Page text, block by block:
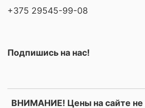
ВНИМАНИЕ! Цены на сайте не
+375 29545-99-08
Подпишись на нас!